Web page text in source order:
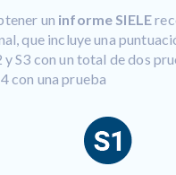
un informe SIELE
que incluye una
y S3 con un total de dos
con una prueba